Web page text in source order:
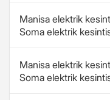
Manisa elektrik
Soma elektrik
Manisa elektrik
Soma elektrik